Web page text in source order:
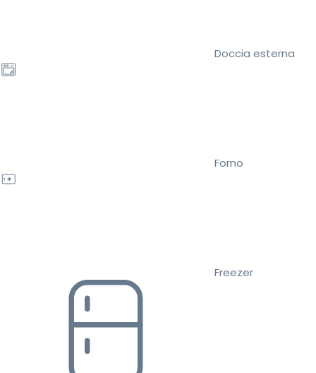
Doccia esterna
Forno
Freezer